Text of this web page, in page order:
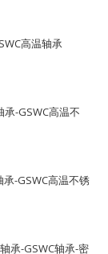
高温轴承
承-GSWC高温不
承-GSWC高温不锈
承-GSWC轴承-密